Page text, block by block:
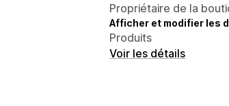
Propriétaire de la
Afficher et modifier les
Produits
Voir les détails